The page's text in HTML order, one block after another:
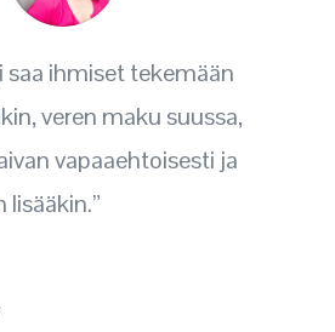
saa ihmiset tekemään
veren maku suussa,
vapaaehtoisesti ja
lisääkin.”